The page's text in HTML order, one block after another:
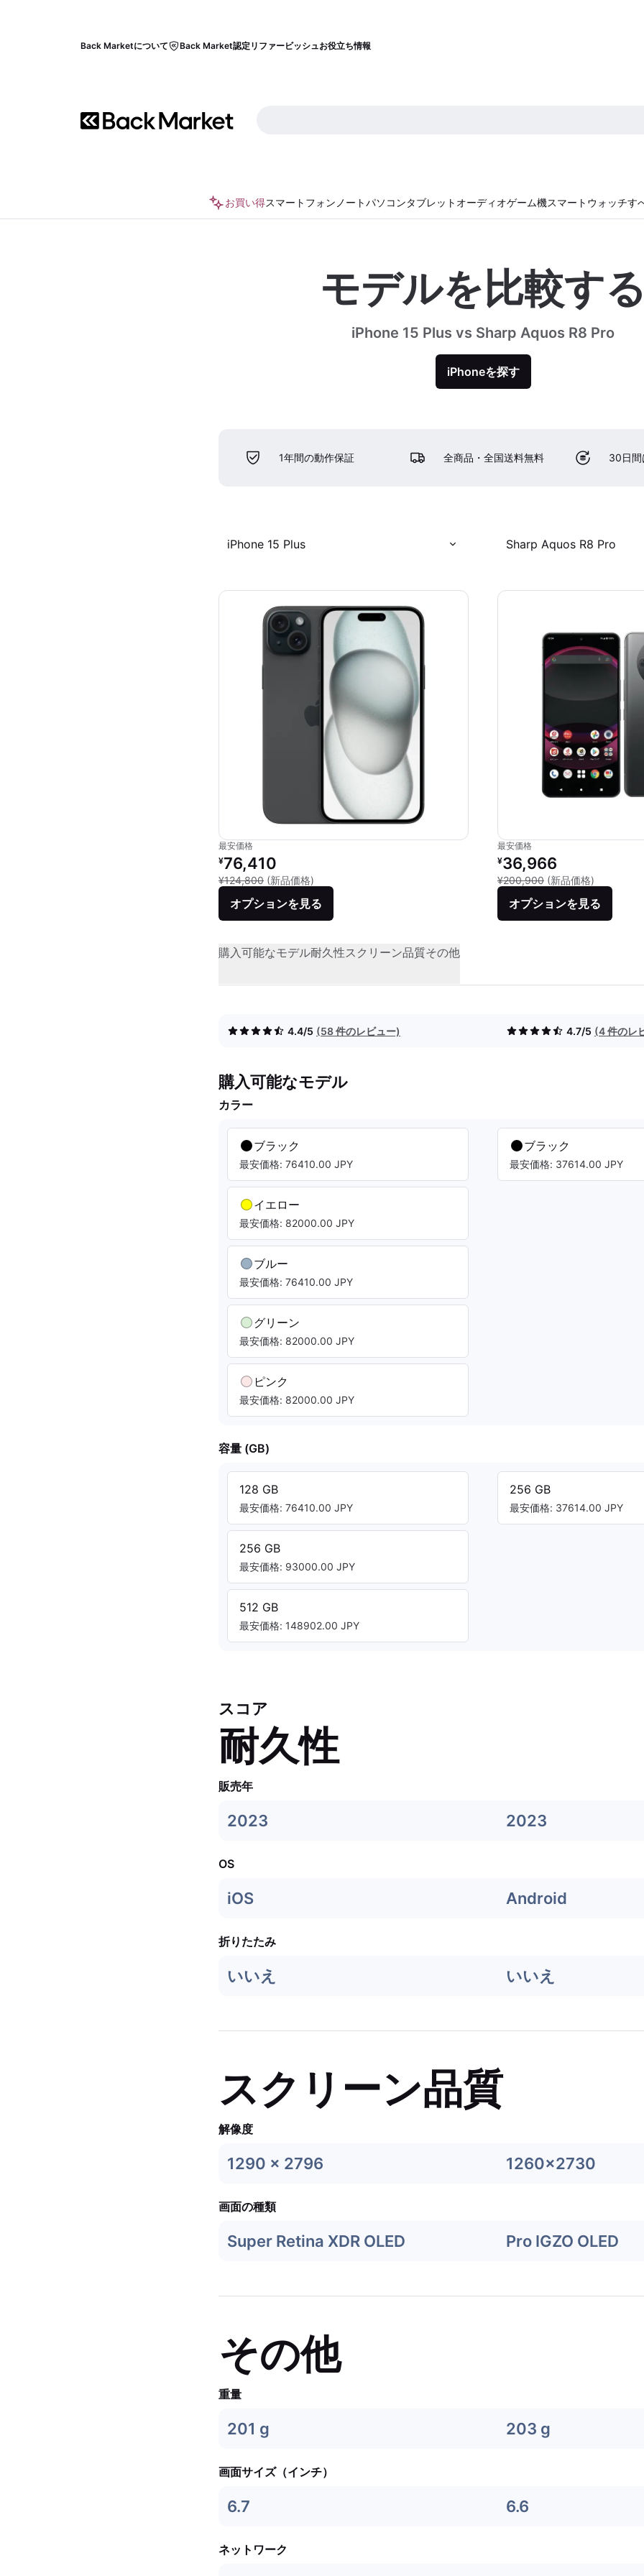
Back Marketについて Back Market認定リファービッシュお役立ち情報
お買い得スマートフォン ノートパソコンタブレット オーディオゲーム機スマートウォッチす
モデルを比較す
iPhone 15 Plus vs Sharp Aquos R8 Pro
iPhoneを探す
1年間の動作保証 全商品・全国送料無料 30日間
iPhone 15 Plus Sharp Aquos R8 Pro
最安価格
リファービッシュ品の価格：
¥76,410
¥124,800 (新品価格)
オプションを見る
最安価格
リファービッシュ品の価格：
¥36,966
¥200,900 (新品価格)
オプションを見る
購入可能なモデル耐久性スクリーン品質その他
4.4/5 (58 件のレビュー) 4.7/5 (4 件のレ
購入可能なモデル
カラー
ブラック
最安価格: 76410.00 JPY
イエロー
最安価格: 82000.00 JPY
ブルー
最安価格: 76410.00 JPY
グリーン
最安価格: 82000.00 JPY
ピンク
最安価格: 82000.00 JPY
ブラック
最安価格: 37614.00 JPY
容量 (GB)
128 GB
最安価格: 76410.00 JPY
256 GB
最安価格: 93000.00 JPY
512 GB
最安価格: 148902.00 JPY
256 GB
最安価格: 37614.00 JPY
スコア
耐久性
販売年
2023 2023
OS
iOS Android
折りたたみ
いいえ いいえ
スクリーン品質
解像度
1290 x 2796 1260x2730
画面の種類
Super Retina XDR OLED Pro IGZO OLED
その他
重量
201 g 203 g
画面サイズ（インチ）
6.7 6.6
ネットワーク